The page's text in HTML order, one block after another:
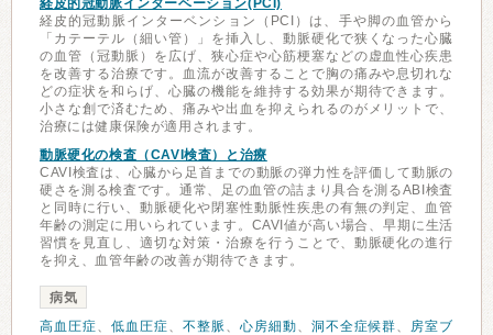
経皮的冠動脈インターベーション(PCI)
経皮的冠動脈インターベンション（PCI）は、手や脚の血管から
「カテーテル（細い管）」を挿入し、動脈硬化で狭くなった心臓
の血管（冠動脈）を広げ、狭心症や心筋梗塞などの虚血性心疾患
を改善する治療です。血流が改善することで胸の痛みや息切れな
どの症状を和らげ、心臓の機能を維持する効果が期待できます。
小さな創で済むため、痛みや出血を抑えられるのがメリットで、
治療には健康保険が適用されます。
動脈硬化の検査（CAVI検査）と治療
CAVI検査は、心臓から足首までの動脈の弾力性を評価して動脈の
硬さを測る検査です。通常、足の血管の詰まり具合を測るABI検査
と同時に行い、動脈硬化や閉塞性動脈性疾患の有無の判定、血管
年齢の測定に用いられています。CAVI値が高い場合、早期に生活
習慣を見直し、適切な対策・治療を行うことで、動脈硬化の進行
を抑え、血管年齢の改善が期待できます。
病気
高血圧症、 低血圧症、 不整脈 、 心房細動、 洞不全症候群、 房室ブ